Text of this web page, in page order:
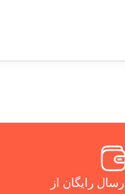
ارسال رایگان از